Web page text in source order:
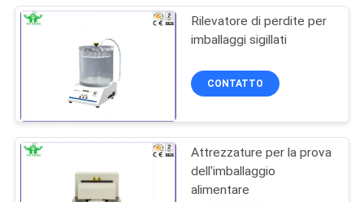
Rilevatore di perdite per
imballaggi sigillati
CONTATTO
Attrezzature per la prova
dell'imballaggio
alimentare